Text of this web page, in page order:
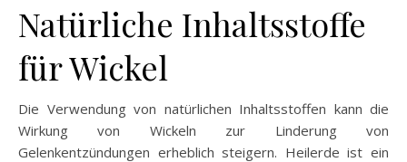
Natürliche Inhaltsstoffe
für Wickel
Die Verwendung von natürlichen Inhaltsstoffen kann die
Wirkung von Wickeln zur Linderung von
Gelenkentzündungen erheblich steigern. Heilerde ist ein